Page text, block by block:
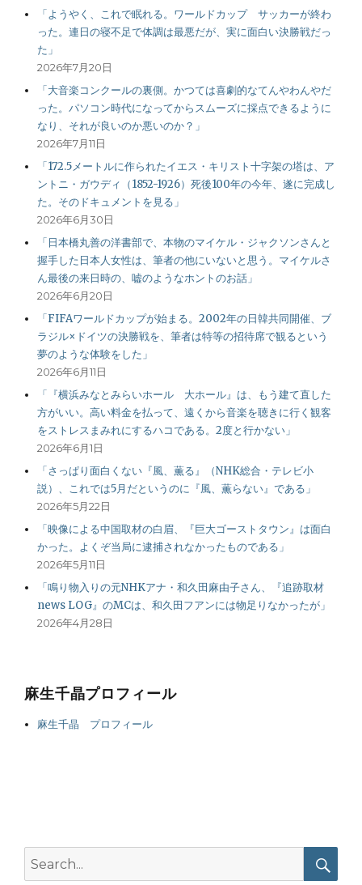
「ようやく、これで眠れる。ワールドカップ サッカーが終わ
った。連日の寝不足で体調は最悪だが、実に面白い決勝戦だっ
た」
2026年7月20日
「大音楽コンクールの裏側。かつては喜劇的なてんやわんやだ
った。パソコン時代になってからスムーズに採点できるように
なり、それが良いのか悪いのか？」
2026年7月11日
「172.5メートルに作られたイエス・キリスト十字架の塔は、ア
ントニ・ガウディ（1852-1926）死後100年の今年、遂に完成し
た。そのドキュメントを見る」
2026年6月30日
「日本橋丸善の洋書部で、本物のマイケル・ジャクソンさんと
握手した日本人女性は、筆者の他にいないと思う。マイケルさ
ん最後の来日時の、嘘のようなホントのお話」
2026年6月20日
「FIFAワールドカップが始まる。2002年の日韓共同開催、ブ
ラジル×ドイツの決勝戦を、筆者は特等の招待席で観るという
夢のような体験をした」
2026年6月11日
「『横浜みなとみらいホール 大ホール』は、もう建て直した
方がいい。高い料金を払って、遠くから音楽を聴きに行く観客
をストレスまみれにするハコである。2度と行かない」
2026年6月1日
「さっぱり面白くない『風、薫る』（NHK総合・テレビ小
説）、これでは5月だというのに『風、薫らない』である」
2026年5月22日
「映像による中国取材の白眉、『巨大ゴーストタウン』は面白
かった。よくぞ当局に逮捕されなかったものである」
2026年5月11日
「鳴り物入りの元NHKアナ・和久田麻由子さん、『追跡取材
news LOG』のMCは、和久田フアンには物足りなかったが」
2026年4月28日
麻生千晶プロフィール
麻生千晶 プロフィール
for: